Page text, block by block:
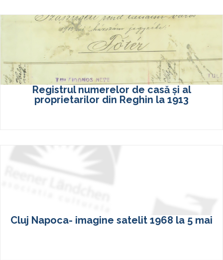
Registrul numerelor de casă și al
proprietarilor din Reghin la 1913
Cluj Napoca- imagine satelit 1968 la 5 mai